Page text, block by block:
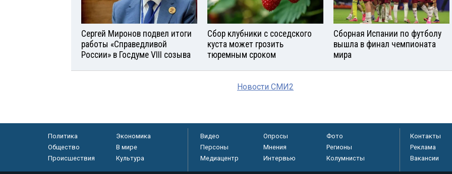
Сергей Миронов подвел итоги
работы «Справедливой
России» в Госдуме VIII созыва
Сбор клубники с соседского
куста может грозить
тюремным сроком
Сборная Испании по футболу
вышла в финал чемпионата
мира
Новости СМИ2
Политика
Экономика
Общество
В мире
Происшествия
Культура
Видео Опросы
Фото
Персоны
Мнения
Регионы
Медиацентр
Интервью Колумнисты
Контакты
Реклама
Вакансии